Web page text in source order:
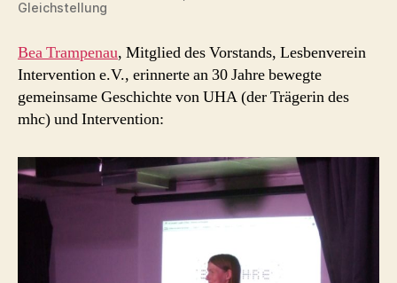
Gleichstellung
Bea Trampenau, Mitglied des Vorstands, Lesbenverein
Intervention e.V., erinnerte an 30 Jahre bewegte
gemeinsame Geschichte von UHA (der Trägerin des
mhc) und Intervention: